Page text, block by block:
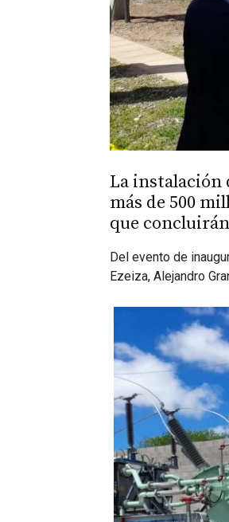
La instalación
más de 500
que
Del evento de
Ezeiza, Alejandro